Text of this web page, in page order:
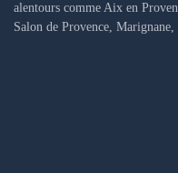
alentours comme Aix en
Salon de Provence,